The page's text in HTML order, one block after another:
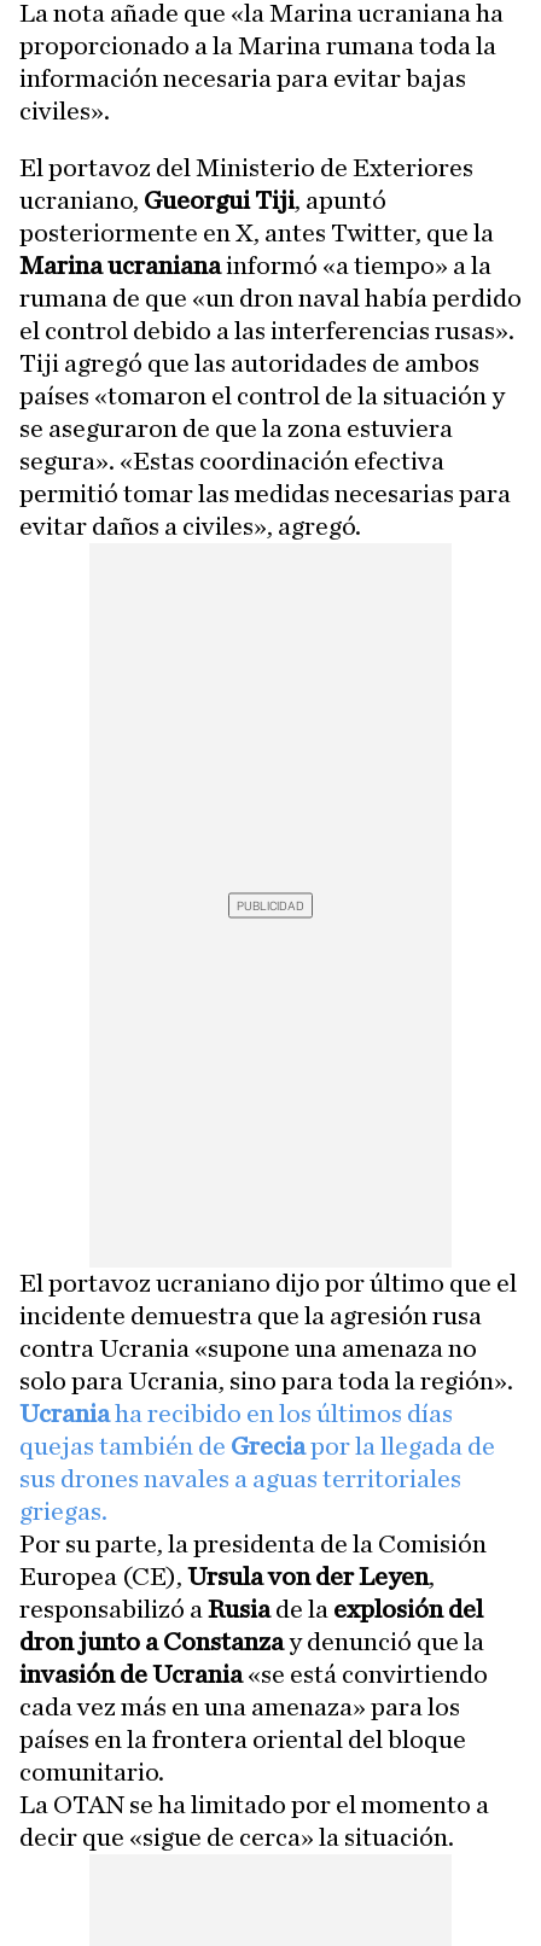
La nota añade que «la Marina ucraniana ha
proporcionado a la Marina rumana toda la
información necesaria para evitar bajas
civiles».
El portavoz del Ministerio de Exteriores
ucraniano, Gueorgui Tiji, apuntó
posteriormente en X, antes Twitter, que la
Marina ucranianainformó «a tiempo» a la
rumana de que «un dron naval había perdido
el control debido a las interferencias rusas».
Tiji agregó que las autoridades de ambos
países «tomaron el control de la situación y
se aseguraron de que la zona estuviera
segura». «Estas coordinación efectiva
permitió tomar las medidas necesarias para
evitar daños a civiles», agregó.
El portavoz ucraniano dijo por último que el
incidente demuestra que la agresión rusa
contra Ucrania «supone una amenaza no
solo para Ucrania, sino para toda la región».
Ucraniaha recibido en los últimos días
quejas también de Greciapor la llegada de
sus drones navales a aguas territoriales
griegas.
Por su parte, la presidenta de la Comisión
Europea (CE), Ursula von der Leyen,
responsabilizó a Rusiade la explosión del
dron junto a Constanzay denunció que la
invasión de Ucrania«se está convirtiendo
cada vez más en una amenaza» para los
países en la frontera oriental del bloque
comunitario.
La OTAN se ha limitado por el momento a
decir que «sigue de cerca» la situación.